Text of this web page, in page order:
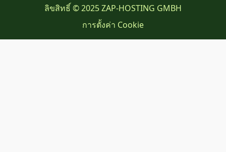
ลิขสิทธิ์ © 2025 ZAP-HOSTING GMBH
การตั้งค่า Cookie